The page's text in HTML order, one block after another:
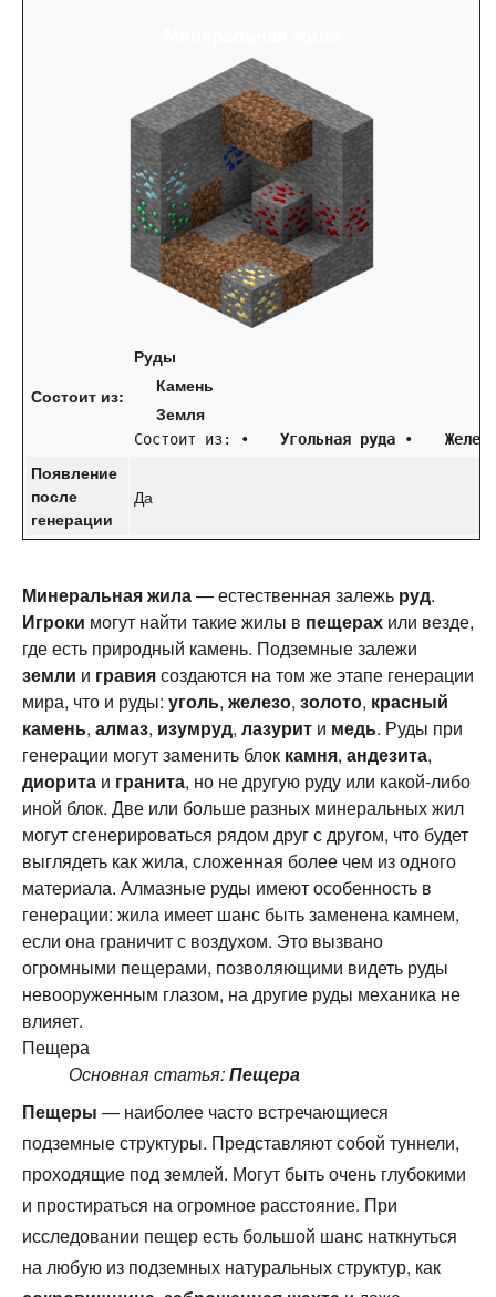
Состоит из:
Руды
Камень
Земля
Состоит из: • Угольная руда •
Появление
после
генерации
Да
Минеральная жила— естественная залежь руд.
Игроки могут найти такие жилы в пещерах или везде,
где есть природный камень. Подземные залежи
земли и гравиясоздаются на том же этапе генерации
мира, что и руды: уголь, железо, золото, красный
камень, алмаз, изумруд, лазурит и медь. Руды при
генерации могут заменить блок камня, андезита,
диорита и гранита, но не другую руду или какой-либо
иной блок. Две или больше разных минеральных жил
могут сгенерироваться рядом друг с другом, что будет
выглядеть как жила, сложенная более чем из одного
материала. Алмазные руды имеют особенность в
генерации: жила имеет шанс быть заменена камнем,
если она граничит с воздухом. Это вызвано
огромными пещерами, позволяющими видеть руды
невооруженным глазом, на другие руды механика не
влияет.
Пещера
Основная статья:Пещера
Пещеры — наиболее часто встречающиеся
подземные структуры. Представляют собой туннели,
проходящие под землей. Могут быть очень глубокими
и простираться на огромное расстояние. При
исследовании пещер есть большой шанс наткнуться
на любую из подземных натуральных структур, как